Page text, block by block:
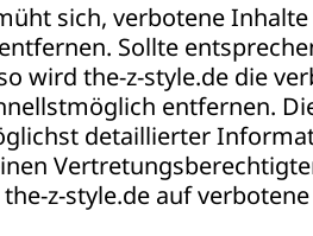
sich, verbotene
Sollte
wird the-z-style.de die
entfernen.
detaillierter
z-style.de auf